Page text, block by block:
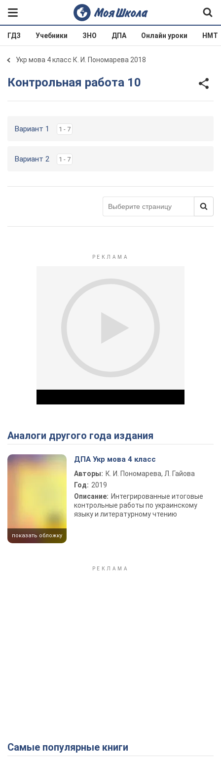
ГДЗ Учебники ЗНО ДПА Онлайн уроки НМТ
Укр мова 4 класс К. И. Пономарева 2018
Контрольная работа 10
Вариант 1 1 - 7
Вариант 2 1 - 7
Play Video
Аналоги другого года издания
показать обложку
ДПА Укр мова 4 класс
Авторы: К. И. Пономарева, Л. Гайова
Год: 2019
Описание: Интегрированные итоговые
контрольные работы по украинскому
языку и литературному чтению
Самые популярные книги